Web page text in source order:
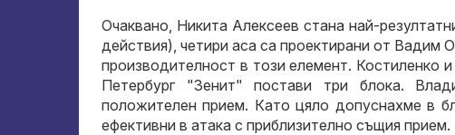
Очаквано, Никита Алексеев стана най-
действия), четири аса са проектирани от Вадим
производителност в този елемент.
Петербург "Зенит" постави три блока.
положителен прием. Като цяло допуснахме в
ефективни в атака с приблизително същия прием.